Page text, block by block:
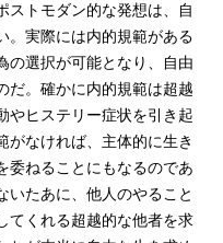
ストモダン的な発想は、自
。実際には内的規範がある
の選択が可能となり、自由
だ。確かに内的規範は超越
やヒステリー症状を引き起
がなければ、主体的に生き
委ねることにもなるのであ
いたあに、他人のやること
てくれる超越的な他者を求